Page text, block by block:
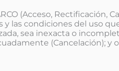
(Acceso, Rectificación,
las condiciones del uso
sea inexacta o
(Cancelación); y